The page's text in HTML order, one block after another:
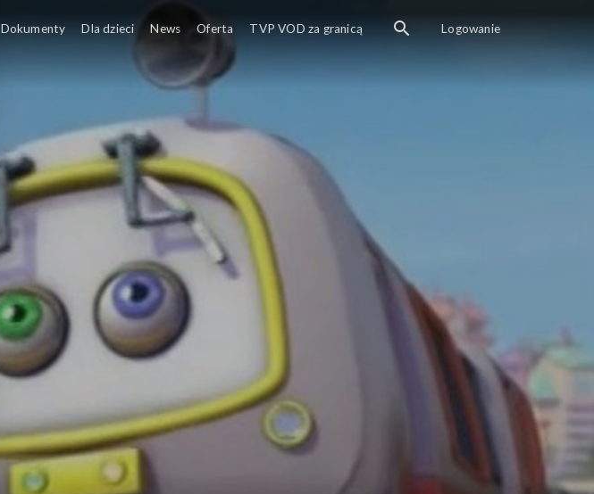
W Stacyjkowie gości ekipa telewizyjna. Emilia pokazuje im całe miasteczko.
Dokumenty Dla dzieci News Oferta TVP VOD za granicą Logowanie